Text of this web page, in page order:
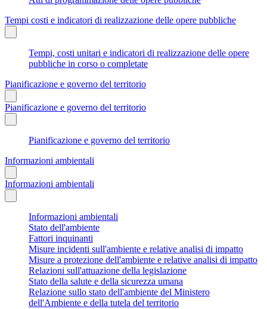
Tempi costi e indicatori di realizzazione delle opere pubbliche
Tempi, costi unitari e indicatori di realizzazione delle opere
pubbliche in corso o completate
Pianificazione e governo del territorio
Pianificazione e governo del territorio
Pianificazione e governo del territorio
Informazioni ambientali
Informazioni ambientali
Informazioni ambientali
Stato dell'ambiente
Fattori inquinanti
Misure incidenti sull'ambiente e relative analisi di impatto
Misure a protezione dell'ambiente e relative analisi di impatto
Relazioni sull'attuazione della legislazione
Stato della salute e della sicurezza umana
Relazione sullo stato dell'ambiente del Ministero
dell'Ambiente e della tutela del territorio